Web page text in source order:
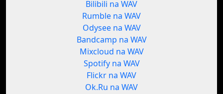
Bilibili na WAV
Rumble na WAV
Odysee na WAV
Bandcamp na WAV
Mixcloud na WAV
Spotify na WAV
Flickr na WAV
Ok.Ru na WAV